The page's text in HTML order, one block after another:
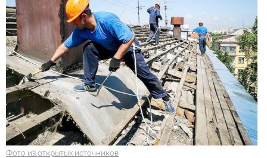
Фото из открытых источников